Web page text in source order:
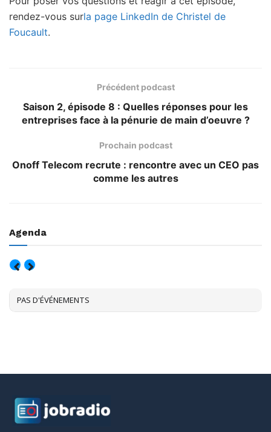
rendez-vous surla page LinkedIn de Christel de
Foucault.
Précédent podcast
Saison 2, épisode 8 : Quelles réponses pour les
entreprises face à la pénurie de main d’oeuvre ?
Prochain podcast
Onoff Telecom recrute : rencontre avec un CEO pas
comme les autres
Agenda
PAS D'ÉVÉNEMENTS